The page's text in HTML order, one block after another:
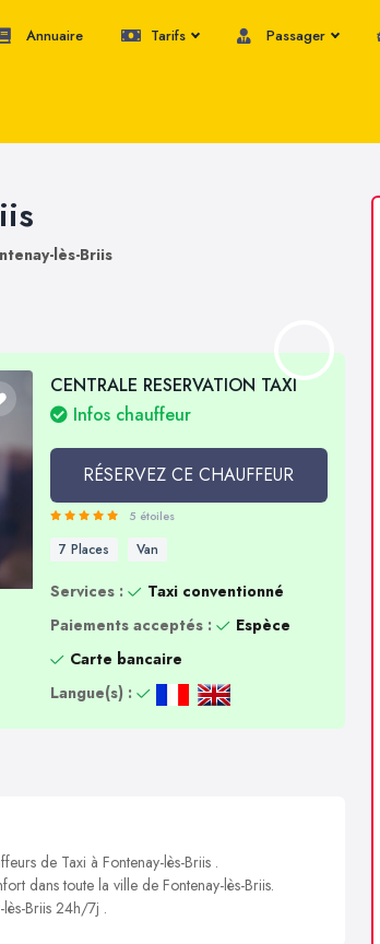
Annuaire Tarifs Passager
lès-Briis
CENTRALE RESERVATION TAXI
Infos chauffeur
RÉSERVEZ CE CHAUFFEUR
5 étoiles
7 Places Van
Services :
Taxi conventionné
Paiements acceptés :
Espèce
Carte bancaire
Langue(s) :
de Taxi à Fontenay-lès-Briis .
dans toute la ville de Fontenay-lès-Briis.
lès-Briis 24h/7j .